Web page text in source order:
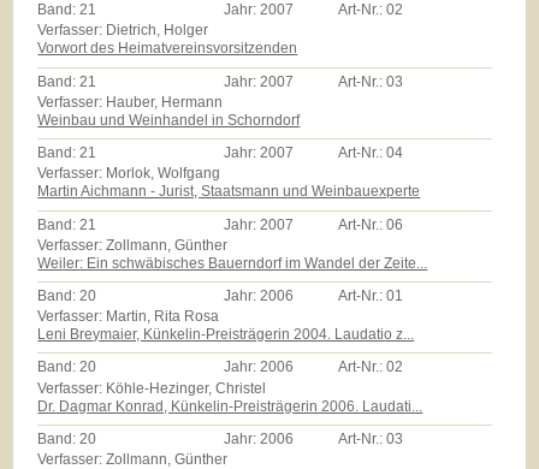
Band:21 Jahr:2007 Art-Nr.:02
Verfasser: Dietrich, Holger
Vorwort des Heimatvereinsvorsitzenden
Band: 21 Jahr: 2007 Art-Nr.:03
Verfasser: Hauber, Hermann
Weinbau und Weinhandel in Schorndorf
Band:21 Jahr:2007 Art-Nr.:04
Verfasser: Morlok, Wolfgang
Martin Aichmann - Jurist, Staatsmann und Weinbauexperte
Band: 21 Jahr: 2007 Art-Nr.:06
Verfasser: Zollmann, Günther
Weiler: Ein schwäbisches Bauerndorf im Wandel der Zeite...
Band:20 Jahr:2006 Art-Nr.:01
Verfasser: Martin, Rita Rosa
Leni Breymaier, Künkelin-Preisträgerin 2004. Laudatio z...
Band:20 Jahr:2006 Art-Nr.:02
Verfasser: Köhle-Hezinger, Christel
Dr. Dagmar Konrad, Künkelin-Preisträgerin 2006. Laudati...
Band:20 Jahr:2006 Art-Nr.:03
Verfasser: Zollmann, Günther